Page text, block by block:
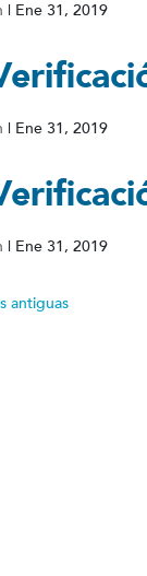
| Ene 31, 2019
| Ene 31, 2019
| Ene 31, 2019
antiguas